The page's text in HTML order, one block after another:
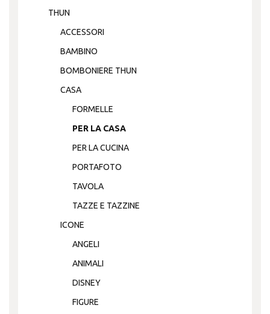
THUN
ACCESSORI
BAMBINO
BOMBONIERE THUN
CASA
FORMELLE
PER LA CASA
PER LA CUCINA
PORTAFOTO
TAVOLA
TAZZE E TAZZINE
ICONE
ANGELI
ANIMALI
DISNEY
FIGURE